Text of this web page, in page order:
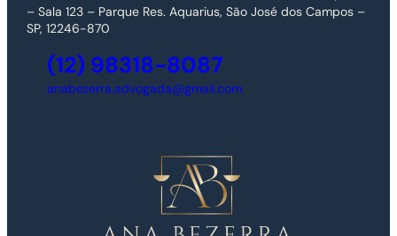
– Sala 123 – Parque Res. Aquarius, São José dos Campos –
SP, 12246-870
(12) 98318-8087
anabezerra.advogada@gmail.com